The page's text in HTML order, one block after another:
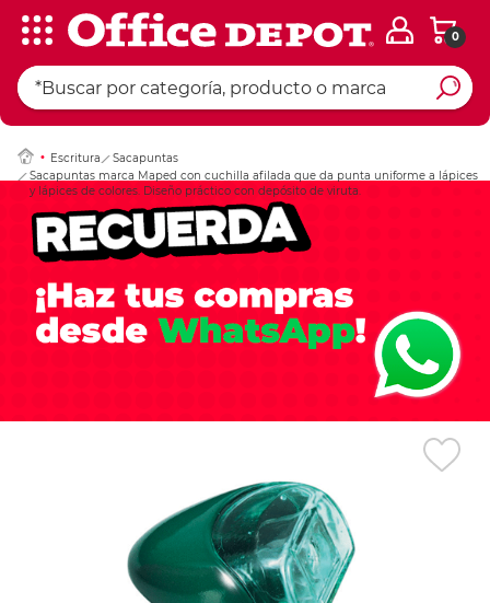
0
Escritura
Sacapuntas
Sacapuntas marca Maped con cuchilla afilada que da punta uniforme a lápices
y lápices de colores. Diseño práctico con depósito de viruta.
Ingresar Codigo